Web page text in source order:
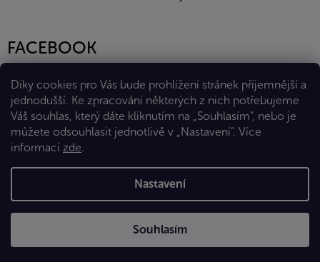
Díky cookies pro Vás bude prohlížení stránek příjemnější a
jednodušší. Ke zpracování některých z nich potřebujeme
Váš souhlas, který dáte kliknutím na „Souhlasím“, nebo je
můžete odsouhlasit jednotlivě v „Nastavení“. Více
informací zde.
Nastavení
Souhlasím
FACEBOOK
Vytvořil Shoptet Premium
Copyright 2026Eshop Diana Company, spol. s r.o.. Všechna
práva vyhrazena.